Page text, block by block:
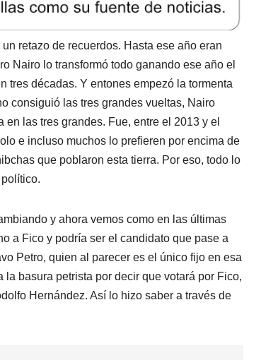
retazo de recuerdos. Hasta ese año eran
Nairo lo transformó todo ganando ese año el
tres décadas. Y entones empezó la tormenta
consiguió las tres grandes vueltas, Nairo
las tres grandes. Fue, entre el 2013 y el
e incluso muchos lo prefieren por encima de
que poblaron esta tierra. Por eso, todo lo
y ahora vemos como en las últimas
a Fico y podría ser el candidato que pase a
Petro, quien al parecer es el único fijo en esa
basura petrista por decir que votará por Fico,
Hernández. Así lo hizo saber a través de